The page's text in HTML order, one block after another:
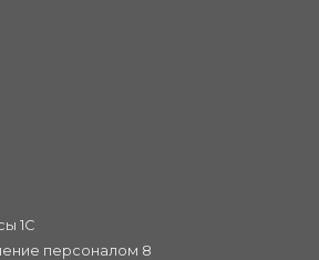
1С
персоналом 8